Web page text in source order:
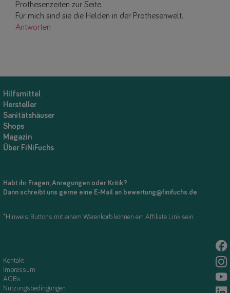
Prothesenzeiten zur Seite.
Für mich sind sie die Helden in der Prothesenwelt.
Antworten
Hilfsmittel
Hersteller
Sanitätshäuser
Shops
Magazin
Über FiNiFuchs
Habt ihr Fragen, Anregungen oder Kritik?
Dann schreibt uns gerne eine E-Mail an bewertung@finifuchs.de
*Hinweis: Buttons mit einem Warenkorb können ein Affiliate Link sein.
Kontakt
Impressum
AGBs
Nutzungsbedingungen